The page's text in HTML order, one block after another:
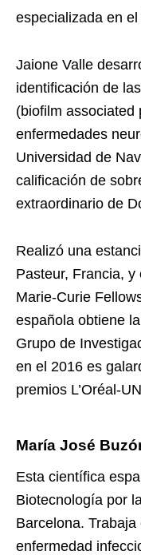
especializada en
Jaione Valle
identificación de
(biofilm associated
enfermedades
Universidad de
calificación de
extraordinario de
Realizó una
Pasteur, Francia,
Marie-Curie
española obtiene
Grupo de
en el 2016 es
premios L’Oréal-
María José
Esta científica
Biotecnología por
Barcelona.
enfermedad